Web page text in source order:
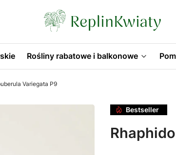
Rośliny rabatowe i balkonowe
Variegata P9
Bestseller